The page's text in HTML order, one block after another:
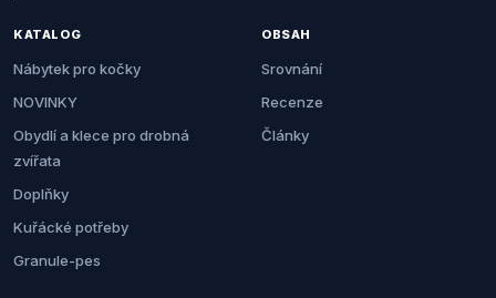
KATALOG
Nábytek pro kočky
NOVINKY
Obydlí a klece pro drobná
zvířata
Doplňky
Kuřácké potřeby
Granule-pes
OBSAH
Srovnání
Recenze
Články